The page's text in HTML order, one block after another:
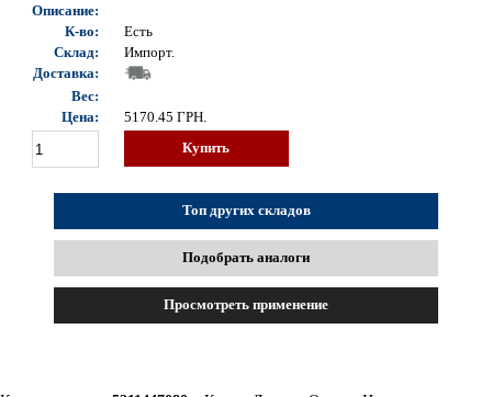
Описание:
К-во:
Есть
Склад:
Импорт.
Доставка:
Вес:
Цена:
5170.45 ГРН.
Купить
Топ других складов
Подобрать аналоги
Просмотреть применение